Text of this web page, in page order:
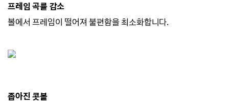
프레임 곡률 감소
볼에서 프레임이 떨어져 불편함을 최소화합니다.
좁아진 콧볼